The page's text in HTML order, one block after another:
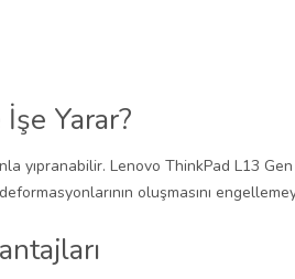
Yarar?
yıpranabilir. Lenovo ThinkPad L13
oluşmasını